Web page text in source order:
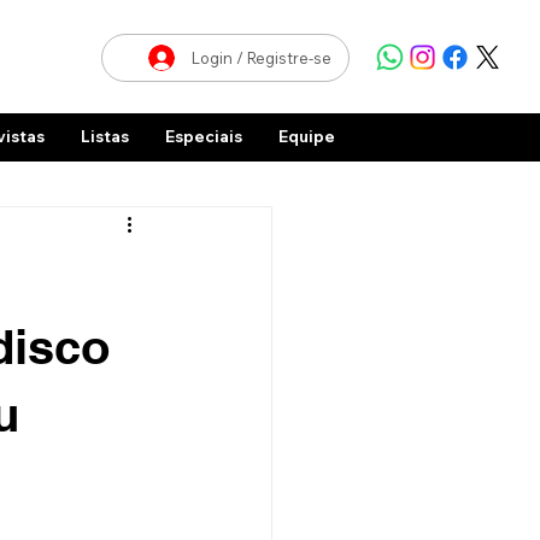
Login / Registre-se
Listas Especiais Equipe